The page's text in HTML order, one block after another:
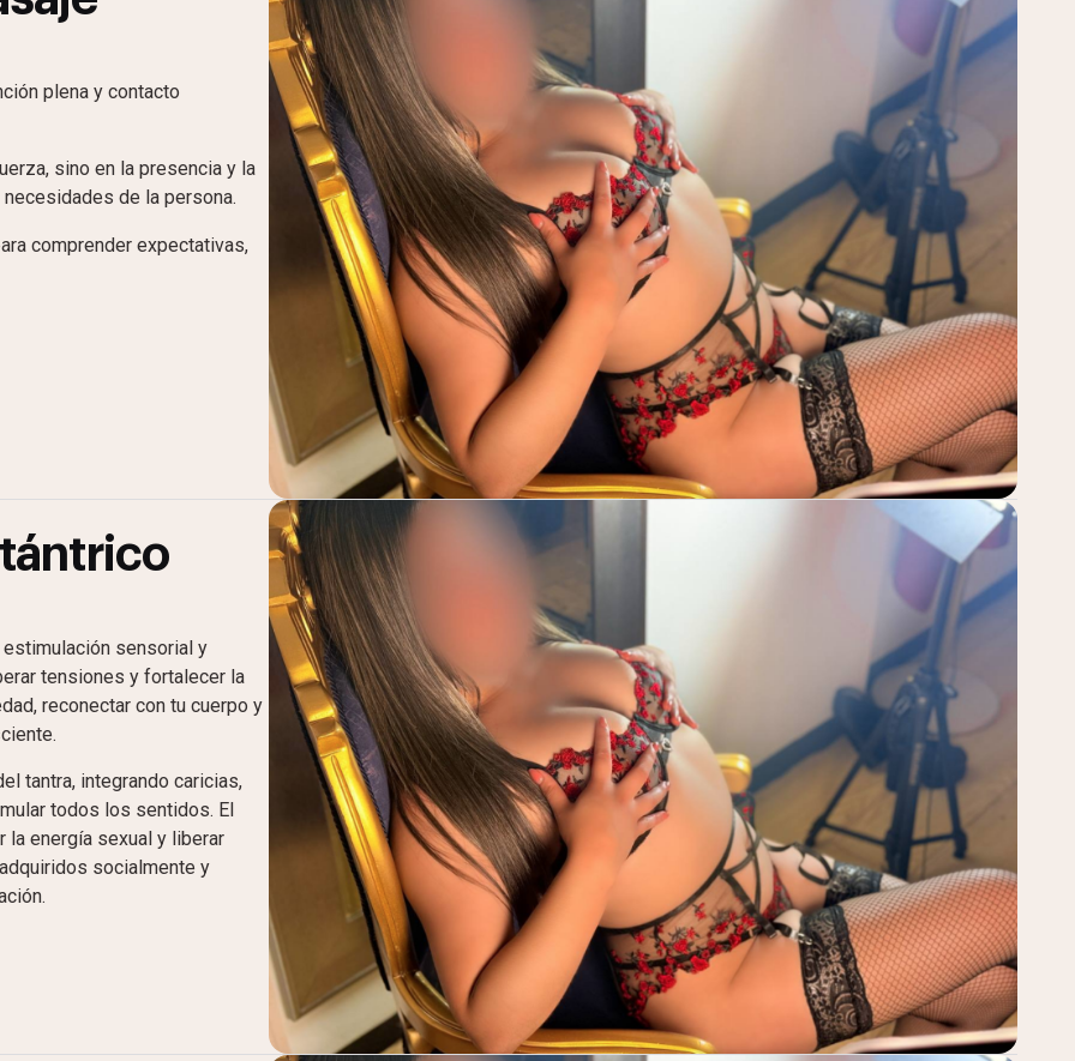
plena y contacto
sino en la presencia y la
de la persona.
comprender expectativas,
estimulación sensorial y
tensiones y fortalecer la
reconectar con tu cuerpo y
tantra, integrando caricias,
todos los sentidos. El
la energía sexual y liberar
socialmente y